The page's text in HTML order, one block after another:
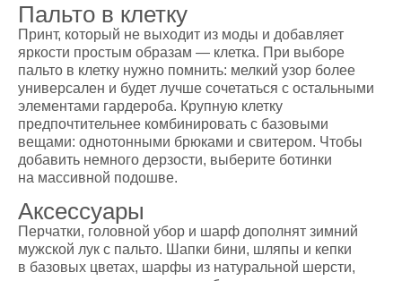
Пальто в клетку
Принт, который не выходит из моды и добавляет
яркости простым образам — клетка. При выборе
пальто в клетку нужно помнить: мелкий узор более
универсален и будет лучше сочетаться с остальными
элементами гардероба. Крупную клетку
предпочтительнее комбинировать с базовыми
вещами: однотонными брюками и свитером. Чтобы
добавить немного дерзости, выберите ботинки
на массивной подошве.
Аксессуары
Перчатки, головной убор и шарф дополнят зимний
мужской лук с пальто. Шапки бини, шляпы и кепки
в базовых цветах, шарфы из натуральной шерсти,